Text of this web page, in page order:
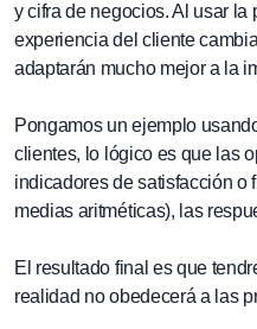
y cifra de negocios. Al usar
experiencia del cliente
adaptarán mucho mejor a la
Pongamos un ejemplo
clientes, lo lógico es que las
indicadores de satisfacción o
medias aritméticas), las
El resultado final es que
realidad no obedecerá a las